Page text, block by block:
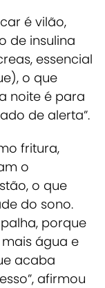
é vilão,
de insulina
essencial
o que
noite é para
de alerta”.
fritura,
o
o que
do sono.
porque
água e
acaba
afirmou